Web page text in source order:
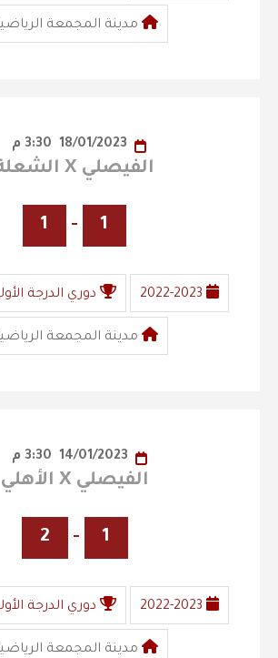
مدينة المجمعة
الفيصلي X الشعلة
1
-
1
2022-2023 دوري الدرجة
مدينة المجمعة
الفيصلي X الأهلي
1
-
2
2022-2023 دوري الدرجة
مدينة المجمعة